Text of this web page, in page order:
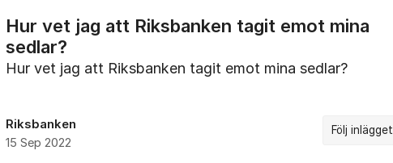
Hur vet jag att Riksbanken tagit emot mina
sedlar?
Hur vet jag att Riksbanken tagit emot mina sedlar?
Riksbanken
15 Sep 2022
Följ inlägget